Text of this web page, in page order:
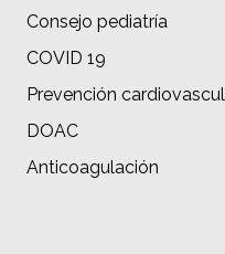
Consejo pediatría
COVID 19
Prevención
DOAC
Anticoagulación